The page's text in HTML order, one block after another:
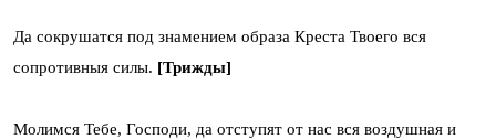
Да сокрушатся под знамением образа Креста Твоего вся
сопротивныя силы. [Трижды]
Молимся Тебе, Господи, да отступят от нас вся воздушная и